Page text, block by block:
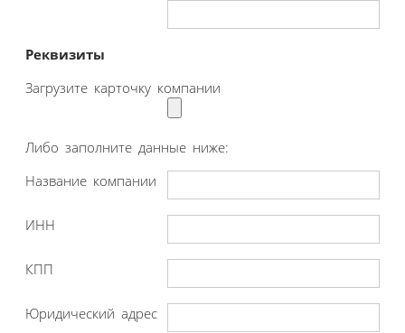
Реквизиты
Загрузите карточку компании
Либо заполните данные ниже:
Название компании
ИНН
КПП
Юридический адрес